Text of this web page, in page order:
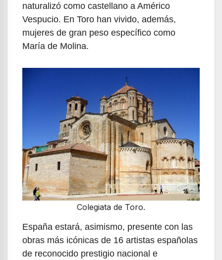
naturalizó como castellano a Américo
Vespucio. En Toro han vivido, además,
mujeres de gran peso específico como
María de Molina.
Colegiata de Toro.
España estará, asimismo, presente con las
obras más icónicas de 16 artistas españolas
de reconocido prestigio nacional e